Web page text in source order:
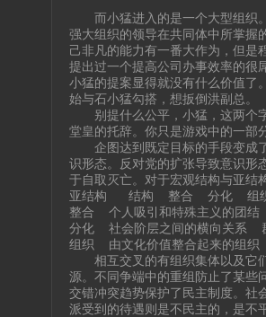
而小猛进入的是一个大型组织。
强大组织的领导在共同体中所掌握
己非凡的能力有一番大作为，但是
提出过一个提高公司办事效率的很
小猛的提案显得就没有什么价值了
始与石小猛勾搭，想扳倒洪副总。
别提什么公平，小猛，这两个字
堂皇的托辞。你只是游戏中的一部
企图达到既定目标的手段变成
识形态。反对党的扩张导致意识形
于自取灭亡。对于宏观结构与亚结
亚结构 结构 整合 分化 组
整合 个人吸引和特殊主义的团
分化 社会阶层之间的横向关系
组织 由文化价值整合起来的组
相互交叉的有组织集体以及它们
源。不同争端中的重组防止了某些
交错冲突趋势保护了民主制度。社
派受到的待遇则是不民主的，是不